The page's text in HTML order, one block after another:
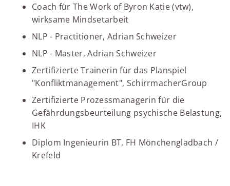
Coach für The Work of Byron Katie (vtw),
wirksame Mindsetarbeit
NLP - Practitioner, Adrian Schweizer
NLP - Master, Adrian Schweizer
Zertifizierte Trainerin für das Planspiel
"Konfliktmanagement", SchirrmacherGroup
Zertifizierte Prozessmanagerin für die
Gefährdungsbeurteilung psychische Belastung,
IHK
Diplom Ingenieurin BT, FH Mönchengladbach /
Krefeld